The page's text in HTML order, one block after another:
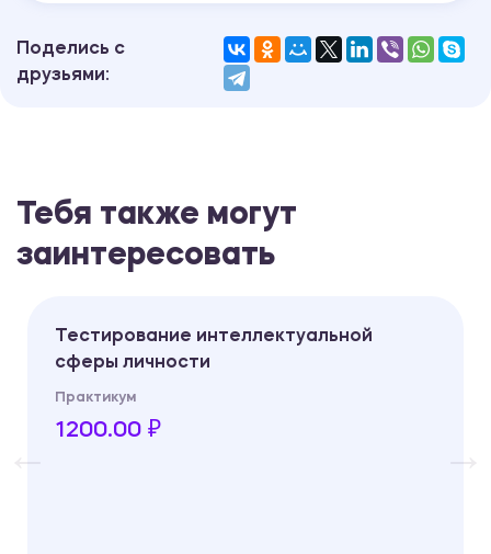
Поделись с
друзьями:
Тебя также могут
заинтересовать
Тестирование интеллектуальной
сферы личности
Практикум
1200.00 ₽